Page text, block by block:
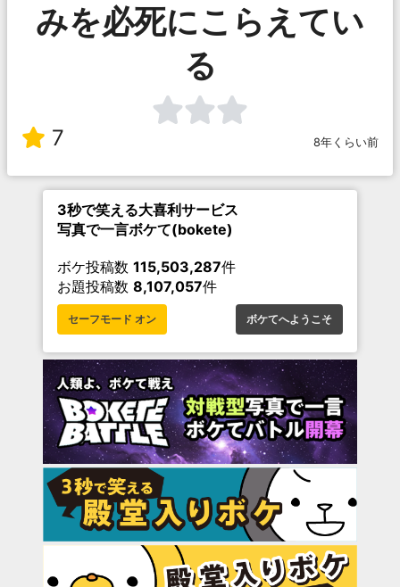
みを必死にこらえてい
る
7 8年くらい前
3秒で笑える大喜利サービス
写真で一言ボケて(bokete)
ボケ投稿数 115,503,287件
お題投稿数 8,107,057件
セーフモード オン ボケてへようこそ